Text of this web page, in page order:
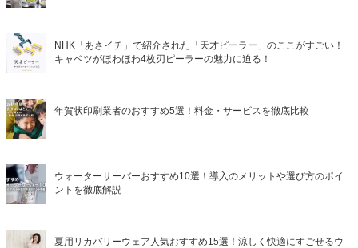
NHK「あさイチ」で紹介された「天才ピーラー」のここがすごい！
キャベツがほわほわ4枚刃ピーラーの魅力に迫る！
年賀状印刷業者のおすすめ5選！料金・サービスを徹底比較
ウォーターサーバーおすすめ10選！導入のメリットや選び方のポイ
ントを徹底解説
夏用リカバリーウェア人気おすすめ15選！涼しく快適にすごせるウ